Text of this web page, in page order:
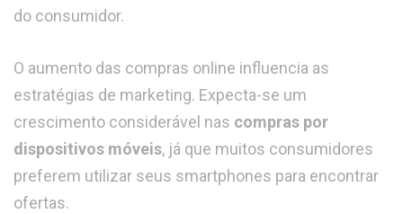
do consumidor.
O aumento das compras online influencia as
estratégias de marketing. Expecta-se um
crescimento considerável nas compras por
dispositivos móveis, já que muitos consumidores
preferem utilizar seus smartphones para encontrar
ofertas.